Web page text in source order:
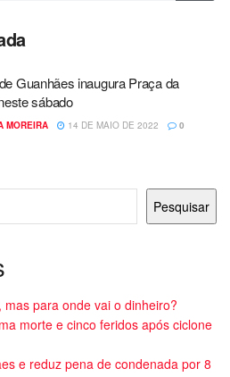
Guanhães inaugura Praça da
sábado
MOREIRA 14 DE MAIO DE 2022 0
Pesquisar
para onde vai o dinheiro?
morte e cinco feridos após ciclone
e reduz pena de condenada por 8